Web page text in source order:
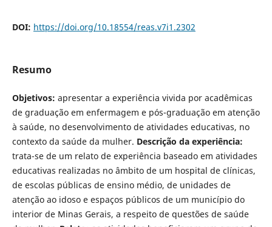
DOI: https://doi.org/10.18554/reas.v7i1.2302
Resumo
Objetivos: apresentar a experiência vivida por acadêmicas
de graduação em enfermagem e pós-graduação em atenção
à saúde, no desenvolvimento de atividades educativas, no
contexto da saúde da mulher. Descrição da experiência:
trata-se de um relato de experiência baseado em atividades
educativas realizadas no âmbito de um hospital de clínicas,
de escolas públicas de ensino médio, de unidades de
atenção ao idoso e espaços públicos de um município do
interior de Minas Gerais, a respeito de questões de saúde